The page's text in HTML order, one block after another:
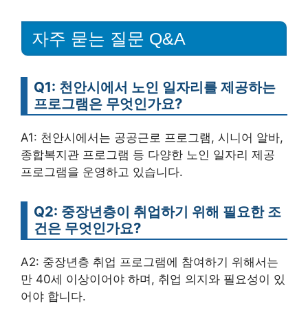
자주 묻는 질문 Q&A
Q1: 천안시에서 노인 일자리를 제공하는
프로그램은 무엇인가요?
A1: 천안시에서는 공공근로 프로그램, 시니어 알바,
종합복지관 프로그램 등 다양한 노인 일자리 제공
프로그램을 운영하고 있습니다.
Q2: 중장년층이 취업하기 위해 필요한 조
건은 무엇인가요?
A2: 중장년층 취업 프로그램에 참여하기 위해서는
만 40세 이상이어야 하며, 취업 의지와 필요성이 있
어야 합니다.